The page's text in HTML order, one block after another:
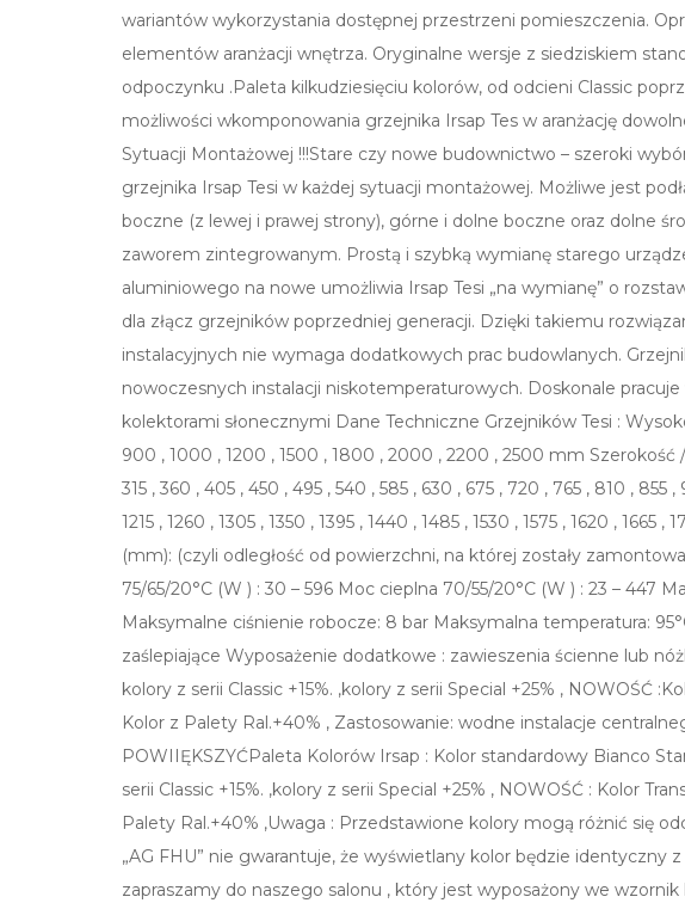
wariantów wykorzystania dostępnej przestrzeni pomieszczenia.
elementów aranżacji wnętrza. Oryginalne wersje z siedziskiem
odpoczynku .Paleta kilkudziesięciu kolorów, od odcieni Classic
możliwości wkomponowania grzejnika Irsap Tes w aranżację
Sytuacji Montażowej !!!Stare czy nowe budownictwo – szeroki
grzejnika Irsap Tesi w każdej sytuacji montażowej. Możliwe jest
boczne (z lewej i prawej strony), górne i dolne boczne oraz dolne
zaworem zintegrowanym. Prostą i szybką wymianę starego
aluminiowego na nowe umożliwia Irsap Tesi „na wymianę” o
dla złącz grzejników poprzedniej generacji. Dzięki takiemu
instalacyjnych nie wymaga dodatkowych prac budowlanych.
nowoczesnych instalacji niskotemperaturowych. Doskonale pracuje
kolektorami słonecznymi Dane Techniczne Grzejników Tesi :
900 , 1000 , 1200 , 1500 , 1800 , 2000 , 2200 , 2500 mm Szerokość
315 , 360 , 405 , 450 , 495 , 540 , 585 , 630 , 675 , 720 , 765 , 810 , 855
1215 , 1260 , 1305 , 1350 , 1395 , 1440 , 1485 , 1530 , 1575 , 1620 , 1665
(mm): (czyli odległość od powierzchni, na której zostały
75/65/20°C (W ) : 30 – 596 Moc cieplna 70/55/20°C (W ) : 23 – 447
Maksymalne ciśnienie robocze: 8 bar Maksymalna temperatura:
zaślepiające Wyposażenie dodatkowe : zawieszenia ścienne lub
kolory z serii Classic +15%. ,kolory z serii Special +25% , NOWOŚĆ
Kolor z Palety Ral.+40% , Zastosowanie: wodne instalacje
POWIIĘKSZYĆPaleta Kolorów Irsap : Kolor standardowy Bianco
serii Classic +15%. ,kolory z serii Special +25% , NOWOŚĆ : Kolor
Palety Ral.+40% ,Uwaga : Przedstawione kolory mogą różnić się
„AG FHU” nie gwarantuje, że wyświetlany kolor będzie identyczny
zapraszamy do naszego salonu , który jest wyposażony we